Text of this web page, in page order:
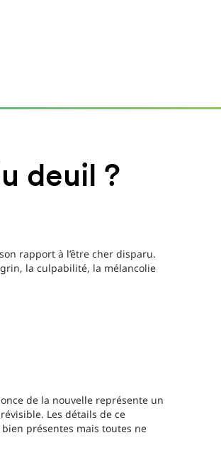
deuil ?
rapport à l’être cher disparu.
la culpabilité, la mélancolie
de la nouvelle représente un
Les détails de ce
présentes mais toutes ne